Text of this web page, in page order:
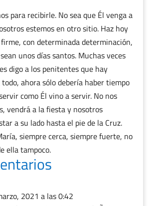
para recibirle. No sea que Él venga a
estemos en otro sitio. Haz hoy
con determinada determinación,
unos días santos. Muchas veces
digo a los penitentes que hay
ahora sólo debería haber tiempo
como Él vino a servir. No nos
vendrá a la fiesta y nosotros
a su lado hasta el pie de la Cruz.
siempre cerca, siempre fuerte, no
ella tampoco.
2021 a las 0:42